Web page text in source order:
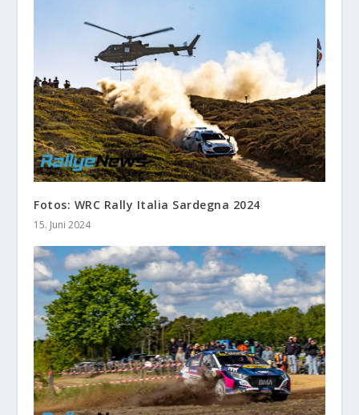
Fotos: WRC Rally Italia Sardegna 2024
15. Juni 2024